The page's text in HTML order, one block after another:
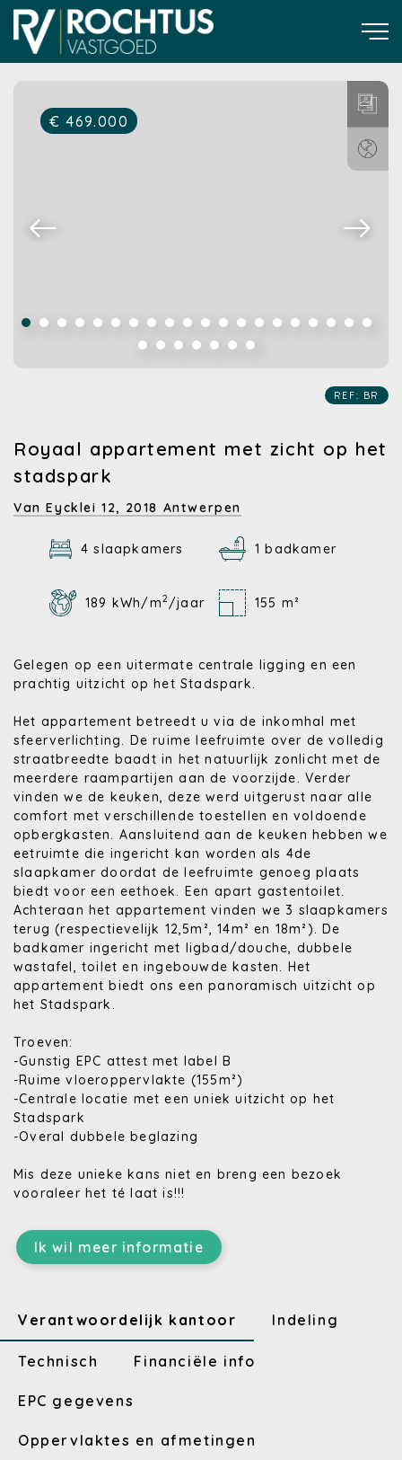
€ 469.000
REF: BR
Royaal appartement met zicht op het
stadspark
Van Eycklei 12, 2018 Antwerpen
4 slaapkamers 1 badkamer
189 kWh/m2 /jaar 155 m²
Gelegen op een uitermate centrale ligging en een
prachtig uitzicht op het Stadspark.
Het appartement betreedt u via de inkomhal met
sfeerverlichting. De ruime leefruimte over de volledig
straatbreedte baadt in het natuurlijk zonlicht met de
meerdere raampartijen aan de voorzijde. Verder
vinden we de keuken, deze werd uitgerust naar alle
comfort met verschillende toestellen en voldoende
opbergkasten. Aansluitend aan de keuken hebben we
eetruimte die ingericht kan worden als 4de
slaapkamer doordat de leefruimte genoeg plaats
biedt voor een eethoek. Een apart gastentoilet.
Achteraan het appartement vinden we 3 slaapkamers
terug (respectievelijk 12,5m², 14m² en 18m²). De
badkamer ingericht met ligbad/douche, dubbele
wastafel, toilet en ingebouwde kasten. Het
appartement biedt ons een panoramisch uitzicht op
het Stadspark.
Troeven:
-Gunstig EPC attest met label B
-Ruime vloeroppervlakte (155m²)
-Centrale locatie met een uniek uitzicht op het
Stadspark
-Overal dubbele beglazing
Mis deze unieke kans niet en breng een bezoek
vooraleer het té laat is!!!
Ik wil meer informatie
Verantwoordelijk kantoor Indeling
Technisch Financiële info
EPC gegevens
Oppervlaktes en afmetingen